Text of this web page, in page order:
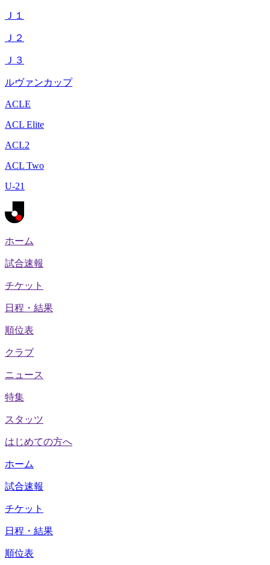
Ｊ１
Ｊ２
Ｊ３
ルヴァンカップ
ACLE
ACL Elite
ACL2
ACL Two
U-21
ホーム
試合速報
チケット
日程・結果
順位表
クラブ
ニュース
特集
スタッツ
はじめての方へ
ホーム
試合速報
チケット
日程・結果
順位表